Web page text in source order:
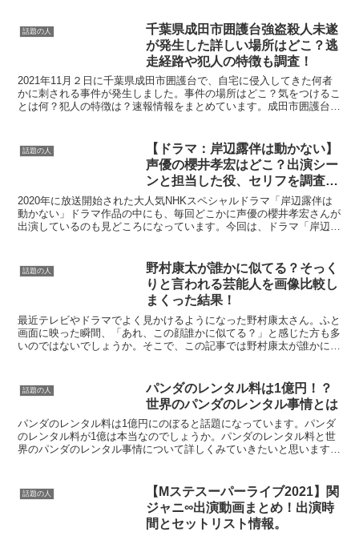
話題の人
千葉県成田市囲護台強盗殺人未遂
が発生した詳しい場所はどこ？逃
走経路や犯人の特徴も調査！
2021年11月２日に千葉県成田市囲護台で、自宅に侵入してきた何者
かに刺される事件が発生しました。事件の場所はどこ？気をつけるこ
とは何？犯人の特徴は？速報情報をまとめています。成田市囲護台で
話題の人
【ドラマ：岸辺露伴は動かない】
声優の櫻井孝宏はどこ？出演シー
ンと担当した役、セリフを調査し
てみた。
2020年に放送開始された大人気NHKスペシャルドラマ「岸辺露伴は
動かない」ドラマ作品の中にも、毎回どこかに声優の櫻井孝宏さんが
出演しているのも見どころになっています。今回は、ドラマ「岸辺露
話題の人
野村康太が誰かに似てる？そっく
りと言われる芸能人を画像比較し
まくった結果！
最近テレビやドラマでよく見かけるようになった野村康太さん。ふと
画面に映った瞬間、「あれ、この顔誰かに似てる？」と感じた方も多
いのではないでしょうか。そこで、この記事では野村康太が誰かに似
話題の人
パンダのレンタル料は1億円！？
世界のパンダのレンタル事情とは
パンダのレンタル料は1億円にのぼると話題になっています。パンダ
のレンタル料が1億は本当なのでしょうか。パンダのレンタル料と世
界のパンダのレンタル事情について詳しくみていきたいと思います。
話題の人
【Mステスーパーライブ2021】関
ジャニ∞出演動画まとめ！出演時
間とセットリスト情報。